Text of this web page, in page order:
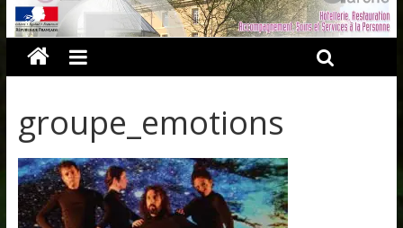
groupe_emotions